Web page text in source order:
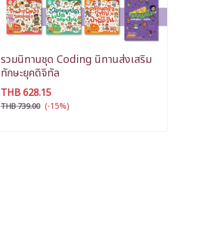
รวมนิทานชุด Coding นิทานส่งเสริม
ทักษะยุคดิจิทัล
THB 628.15
THB 739.00 (-15%)